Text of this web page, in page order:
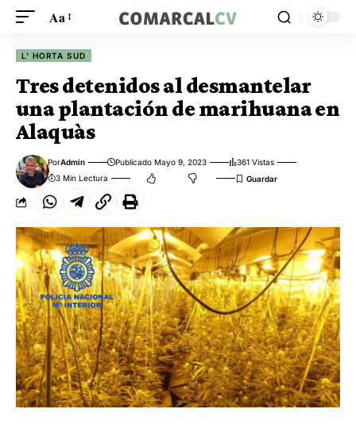
Aa
L' HORTA SUD
Tres detenidos al desmantelar
una plantación de marihuana en
Alaquàs
PorAdmin Publicado Mayo 9, 2023
361 Vistas
3 Min Lectura